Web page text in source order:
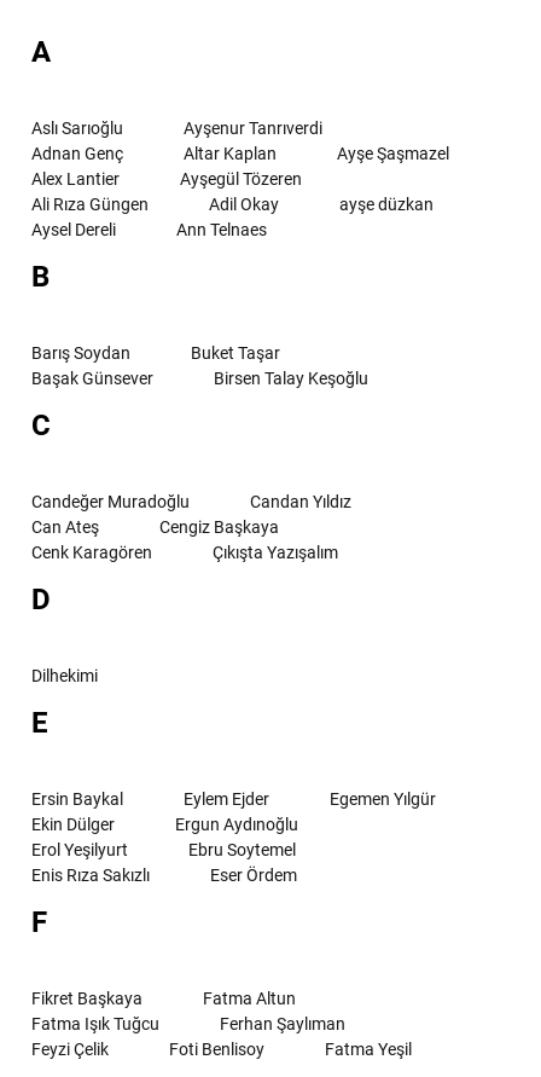
A
Aslı Sarıoğlu
Ayşenur Tanrıverdi
Adnan Genç
Altar Kaplan
Ayşe Şaşmazel
Alex Lantier
Ayşegül Tözeren
Ali Rıza Güngen
Adil Okay
ayşe düzkan
Aysel Dereli
Ann Telnaes
B
Barış Soydan
Buket Taşar
Başak Günsever
Birsen Talay Keşoğlu
C
Candeğer Muradoğlu
Candan Yıldız
Can Ateş
Cengiz Başkaya
Cenk Karagören
Çıkışta Yazışalım
D
Dilhekimi
E
Ersin Baykal Eylem Ejder
Egemen Yılgür
Ekin Dülger
Ergun Aydınoğlu
Erol Yeşilyurt
Ebru Soytemel
Enis Rıza Sakızlı
Eser Ördem
F
Fikret Başkaya
Fatma Altun
Fatma Işık Tuğcu
Ferhan Şaylıman
Feyzi Çelik
Foti Benlisoy Fatma Yeşil